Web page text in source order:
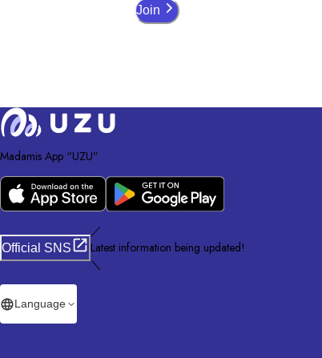
Join
Madamis App “UZU”
Official SNS
／
Latest information being updated!
＼
Language